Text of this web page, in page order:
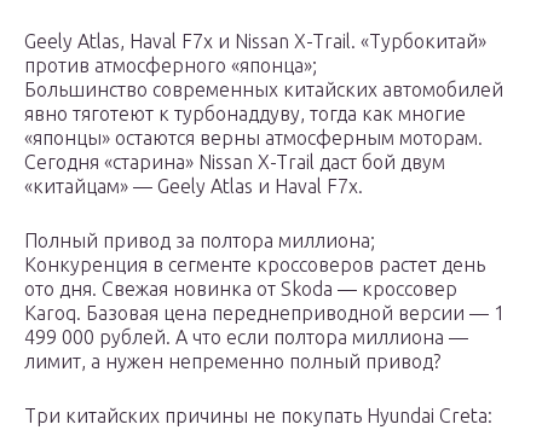
Geely Atlas, Haval F7x и Nissan X-Trail. «Турбокитай»
против атмосферного «японца»;
Большинство современных китайских автомобилей
явно тяготеют к турбонаддуву, тогда как многие
«японцы» остаются верны атмосферным моторам.
Сегодня «старина» Nissan X-Trail даст бой двум
«китайцам» — Geely Atlas и Haval F7x.
Полный привод за полтора миллиона;
Конкуренция в сегменте кроссоверов растет день
ото дня. Свежая новинка от Skoda — кроссовер
Karoq. Базовая цена переднеприводной версии — 1
499 000 рублей. А что если полтора миллиона —
лимит, а нужен непременно полный привод?
Три китайских причины не покупать Hyundai Creta: